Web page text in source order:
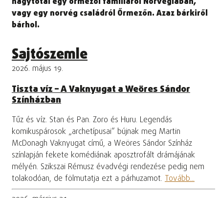
vagy egy norvég családról Őrmezőn. Azaz bárkiről
bárhol.
Sajtószemle
2026. május 19.
Tiszta víz – A Vaknyugat a Weöres Sándor
Színházban
Tűz és víz. Stan és Pan. Zoro és Huru. Legendás
komikuspárosok „archetípusai” bújnak meg Martin
McDonagh Vaknyugat című, a Weöres Sándor Színház
színlapján fekete komédiának aposztrofált drámájának
mélyén. Szikszai Rémusz évadvégi rendezése pedig nem
tolakodóan, de fölmutatja ezt a párhuzamot. Tovább...